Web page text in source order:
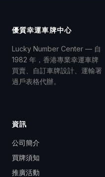
優質幸運車牌中心
Lucky Number Center — 自
1982 年，香港專業幸運車牌
買賣、自訂車牌設計、運輸署
過戶表格代辦。
資訊
公司簡介
買牌須知
推廣活動